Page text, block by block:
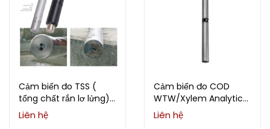
Cảm biến đo TSS (
tổng chất rắn lơ lửng)
WTW/Xylem Analytics
ViSolid® 700 IQ
Liên hệ
Cảm biến đo COD
WTW/Xylem Analytics
UV 705 IQ SAC
Liên hệ